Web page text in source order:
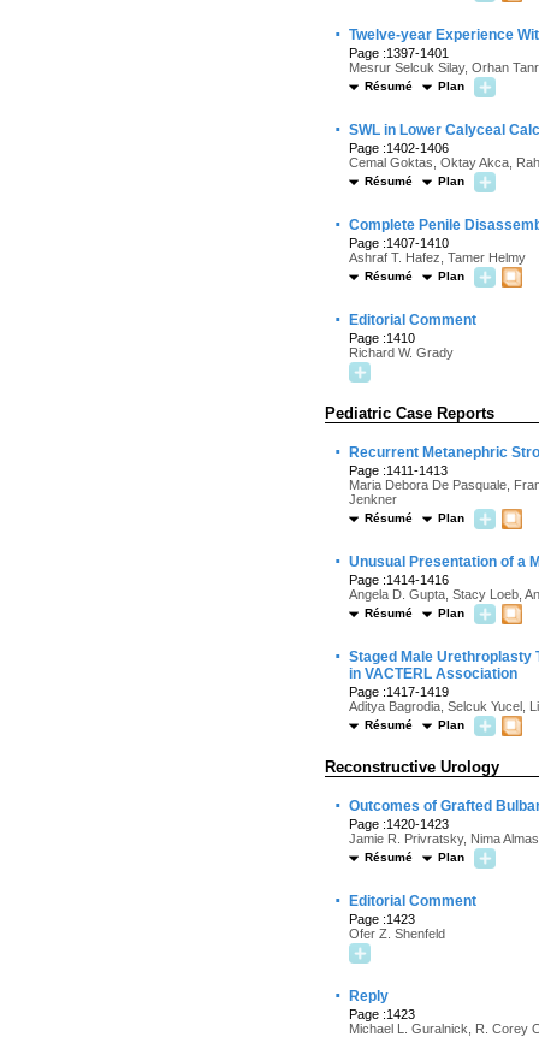
· Twelve-year Experience
Page :1397-1401
Mesrur Selcuk Silay, Orhan
Résumé Plan
· SWL in Lower Calyceal
Page :1402-1406
Cemal Goktas, Oktay Akca,
Résumé Plan
· Complete Penile
Page :1407-1410
Ashraf T. Hafez, Tamer Helmy
Résumé Plan
· Editorial Comment
Page :1410
Richard W. Grady
Pediatric Case Reports
· Recurrent Metanephric
Page :1411-1413
Maria Debora De Pasquale,
Jenkner
Résumé Plan
· Unusual Presentation of a
Page :1414-1416
Angela D. Gupta, Stacy Loeb,
Résumé Plan
· Staged Male Urethroplasty
in VACTERL Association
Page :1417-1419
Aditya Bagrodia, Selcuk Yucel,
Résumé Plan
Reconstructive Urology
· Outcomes of Grafted
Page :1420-1423
Jamie R. Privratsky, Nima
Résumé Plan
· Editorial Comment
Page :1423
Ofer Z. Shenfeld
· Reply
Page :1423
Michael L. Guralnick, R. Corey